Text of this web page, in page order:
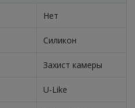
Нет
Силикон
Захист камеры
U-Like